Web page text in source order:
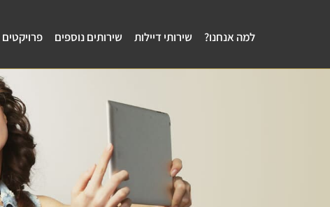
למה אנחנו? שירותי דיילות שירותים נוספים פרויקטים